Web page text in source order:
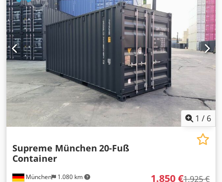
1 / 6
München 1.080 km
Supreme München 20-Fuß
Container
1.850 €1.925 €